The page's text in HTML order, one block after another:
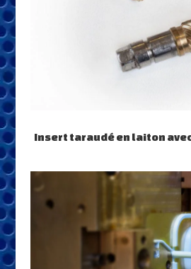
Insert taraudé en laiton